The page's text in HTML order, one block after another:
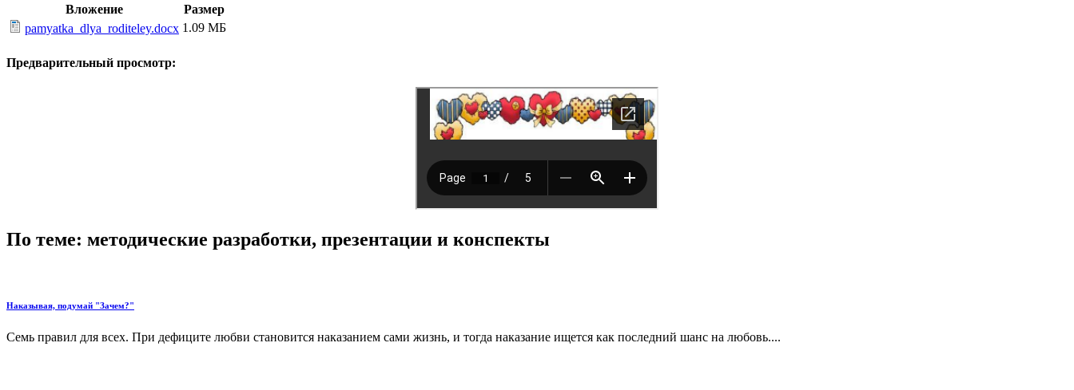
Вложение
Размер
pamyatka_dlya_roditeley.docx 1.09 МБ
Предварительный просмотр:
По теме: методические разработки, презентации и конспекты
Наказывая, подумай "Зачем?"
Семь правил для всех. При дефиците любви становится наказанием сами жизнь, и тогда наказание ищется как последний шанс на любовь....